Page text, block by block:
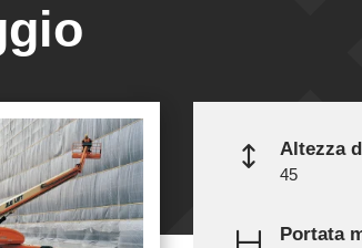
Altezza
45
Portata